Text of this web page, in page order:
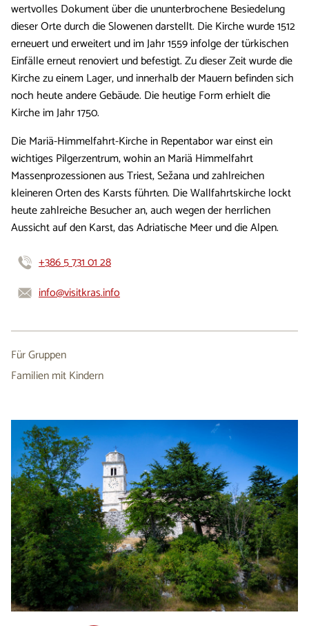
wertvolles Dokument über die ununterbrochene Besiedelung
dieser Orte durch die Slowenen darstellt. Die Kirche wurde 1512
erneuert und erweitert und im Jahr 1559 infolge der türkischen
Einfälle erneut renoviert und befestigt. Zu dieser Zeit wurde die
Kirche zu einem Lager, und innerhalb der Mauern befinden sich
noch heute andere Gebäude. Die heutige Form erhielt die
Kirche im Jahr 1750.
Die Mariä-Himmelfahrt-Kirche in Repentabor war einst ein
wichtiges Pilgerzentrum, wohin an Mariä Himmelfahrt
Massenprozessionen aus Triest, Sežana und zahlreichen
kleineren Orten des Karsts führten. Die Wallfahrtskirche lockt
heute zahlreiche Besucher an, auch wegen der herrlichen
Aussicht auf den Karst, das Adriatische Meer und die Alpen.
+386 5 731 01 28
info@visitkras.info
Für Gruppen
Familien mit Kindern